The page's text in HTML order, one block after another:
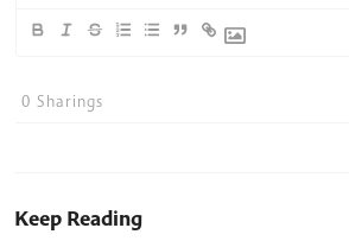
0 Sharings
Keep Reading